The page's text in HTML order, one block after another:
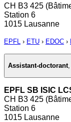
CH B3 425
Station 6
1015 Lausanne
EPFL › ETU › EDOC ›
Assistant-doctorant,
EPFL SB ISIC
CH B3 425
Station 6
1015 Lausanne